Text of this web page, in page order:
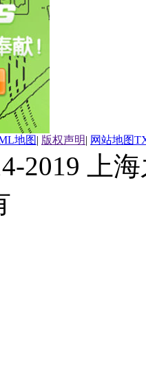
地图| 版权声明| 网站地图
2019 上